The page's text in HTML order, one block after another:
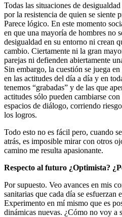
Todas las situaciones de
por la resistencia de quien se siente
Parece lógico. En este momento
en que una mayoría de hombres no
desigualdad en su entorno ni crean
cambio. Ciertamente ni la gran
parejas ni defienden abiertamente
Sin embargo, la cuestión se juega
en las actitudes del día a día y en
tenemos “grabadas” y de las que
actitudes sólo pueden cambiarse
espacios de diálogo, corriendo
los logros.
Todo esto no es fácil pero, cuando
atrás, es imposible mirar con otros
camino me resulta apasionante.
Respecto al futuro ¿Optimista?
Por supuesto. Veo avances en mis
sanitarias que cada día se esfuerzan
Experimento en mí mismo que es
dinámicas nuevas. ¿Cómo no voy a